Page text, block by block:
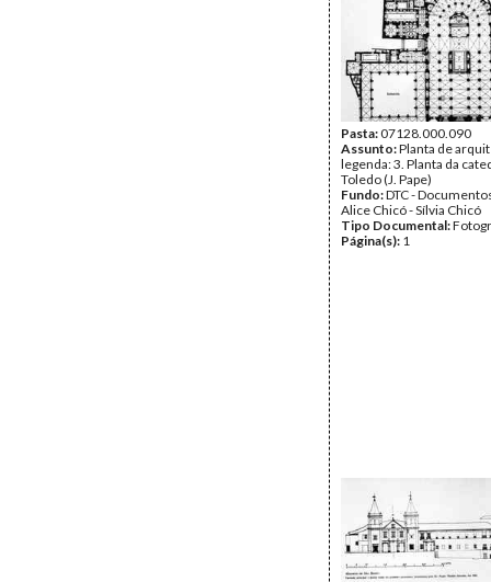
Pasta:07128.000.090
Assunto:Planta de
legenda: 3. Planta da
Toledo (J. Pape)
Fundo:DTC -
Alice Chicó - Sílvia Chicó
Tipo Documental:
Página(s): 1